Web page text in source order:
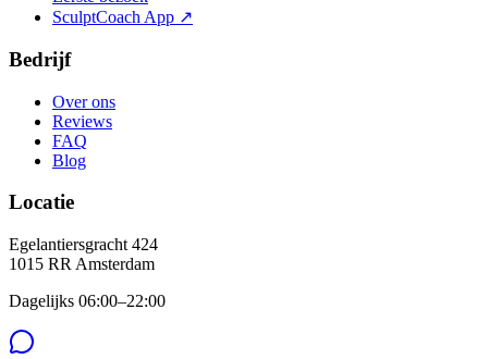
SculptCoach App ↗
Bedrijf
Over ons
Reviews
FAQ
Blog
Locatie
Egelantiersgracht 424
1015 RR Amsterdam
Dagelijks 06:00–22:00